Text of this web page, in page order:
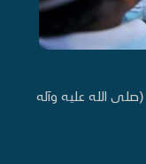
الله عليه وآله